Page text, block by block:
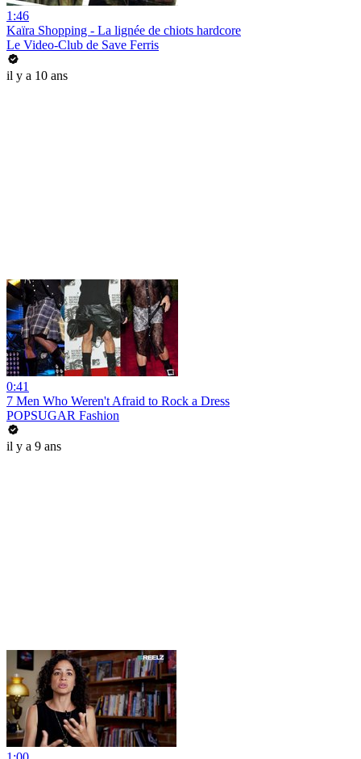
1:46
Kaïra Shopping - La lignée de chiots hardcore
Le Video-Club de Save Ferris
il y a 10 ans
0:41
7 Men Who Weren't Afraid to Rock a Dress
POPSUGAR Fashion
il y a 9 ans